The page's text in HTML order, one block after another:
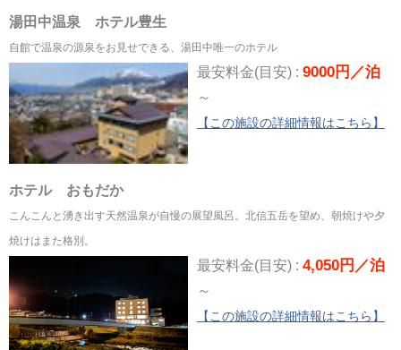
湯田中温泉 ホテル豊生
自館で温泉の源泉をお見せできる、湯田中唯一のホテル
最安料金(目安) : 9000円／泊
～
【この施設の詳細情報はこちら】
ホテル おもだか
こんこんと湧き出す天然温泉が自慢の展望風呂。北信五岳を望め、朝焼けや夕
焼けはまた格別。
最安料金(目安) : 4,050円／泊
～
【この施設の詳細情報はこちら】